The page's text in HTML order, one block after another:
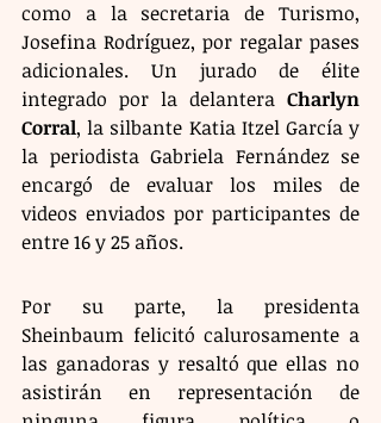
como a la secretaria de Turismo,
Josefina Rodríguez, por regalar pases
adicionales. Un jurado de élite
integrado por la delantera Charlyn
Corral, la silbante Katia Itzel García y
la periodista Gabriela Fernández se
encargó de evaluar los miles de
videos enviados por participantes de
entre 16 y 25 años.
Por su parte, la presidenta
Sheinbaum felicitó calurosamente a
las ganadoras y resaltó que ellas no
asistirán en representación de